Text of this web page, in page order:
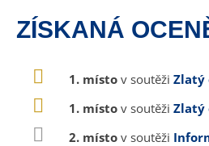
ZÍSKANÁ
1. místo v soutěži Zlatý
1. místo v soutěži Zlatý
2. místo v soutěži